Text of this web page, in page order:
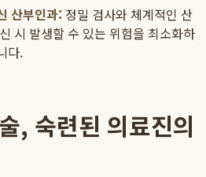
산부인과: 정밀 검사와 체계적인 산
시 발생할 수 있는 위험을 최소화하
다.
, 숙련된 의료진의